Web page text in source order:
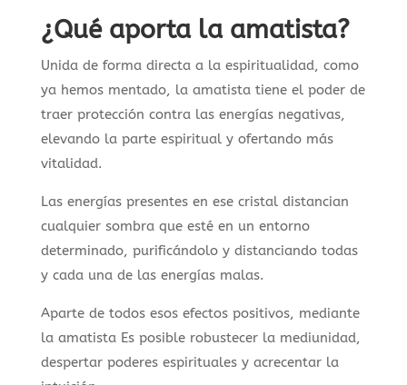
¿Qué aporta la amatista?
Unida de forma directa a la espiritualidad, como
ya hemos mentado, la amatista tiene el poder de
traer protección contra las energías negativas,
elevando la parte espiritual y ofertando más
vitalidad.
Las energías presentes en ese cristal distancian
cualquier sombra que esté en un entorno
determinado, purificándolo y distanciando todas
y cada una de las energías malas.
Aparte de todos esos efectos positivos, mediante
la amatista Es posible robustecer la mediunidad,
despertar poderes espirituales y acrecentar la